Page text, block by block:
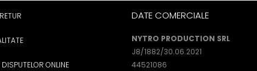
ONLINE
DATE COMERCIALE
NYTRO PRODUCTION SRL
J8/1882/30.06.2021
44521086